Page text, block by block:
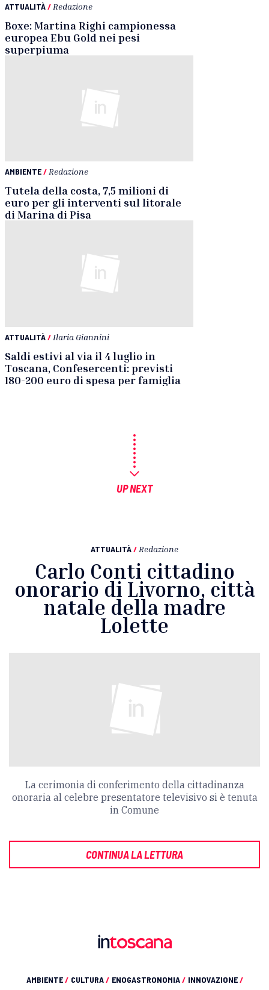
ATTUALITÀ/ Redazione
Boxe: Martina Righi campionessa
europea Ebu Gold nei pesi
superpiuma
AMBIENTE/ Redazione
Tutela della costa, 7,5 milioni di
euro per gli interventi sul litorale
di Marina di Pisa
ATTUALITÀ/ Ilaria Giannini
Saldi estivi al via il 4 luglio in
Toscana, Confesercenti: previsti
180-200 euro di spesa per famiglia
UP NEXT
ATTUALITÀ/ Redazione
Carlo Conti cittadino
onorario di Livorno, città
natale della madre
Lolette
La cerimonia di conferimento della cittadinanza
onoraria al celebre presentatore televisivo si è tenuta
in Comune
CONTINUA LA LETTURA
AMBIENTE/ CULTURA/ ENOGASTRONOMIA/ INNOVAZIONE/